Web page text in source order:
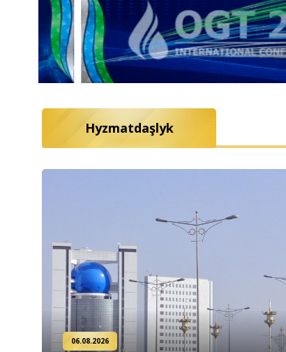
Hyzmatdaşlyk
06.08.2026